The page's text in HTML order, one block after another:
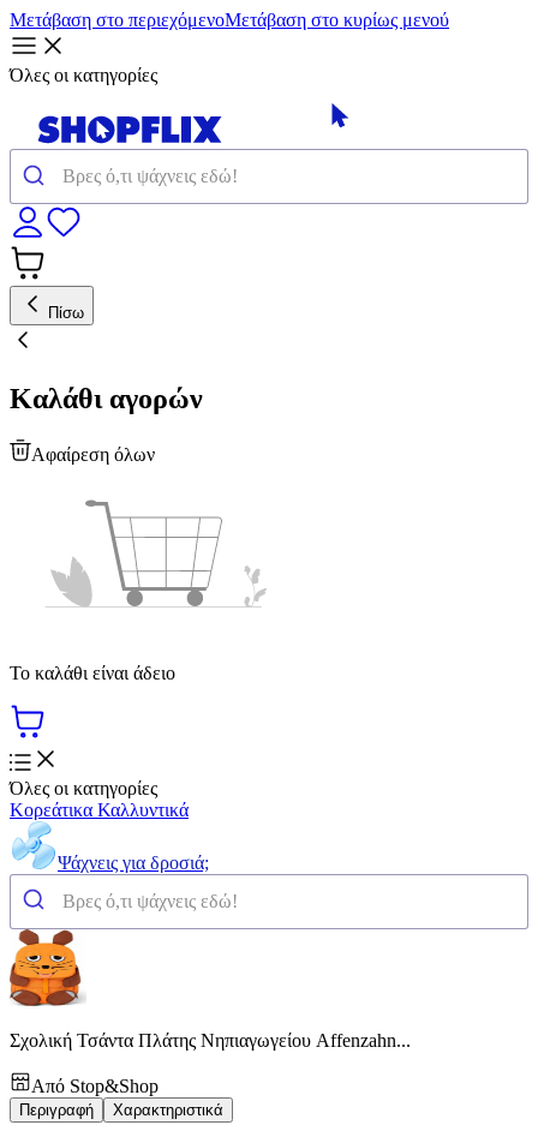
Μετάβαση στο περιεχόμενοΜετάβαση στο κυρίως μενού
Όλες οι κατηγορίες
Πίσω
Καλάθι αγορών
Αφαίρεση όλων
Το καλάθι είναι άδειο
Όλες οι κατηγορίες
Κορεάτικα Καλλυντικά
Ψάχνεις για δροσιά;
Σχολική Τσάντα Πλάτης Νηπιαγωγείου Affenzahn...
Από Stop&Shop
Περιγραφή Χαρακτηριστικά